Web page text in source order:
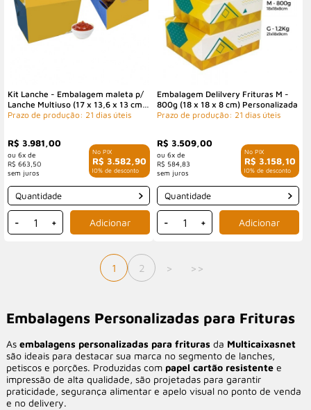
Kit Lanche - Embalagem maleta p/
Lanche Multiuso (17 x 13,6 x 13 cm)
c/ Alça Personalizada
R$ 3.582,90
com 10% de desconto
R$ 3.981,00
6x de
R$ 663,50
Prazo de produção: 21 dias úteis
Quantidade
- +
Embalagem Delilvery Frituras M -
800g (18 x 18 x 8 cm) Personalizada
R$ 3.158,10
com 10% de desconto
R$ 3.509,00
6x de
R$ 584,83
Prazo de produção: 21 dias úteis
Quantidade
- +
1 2 > >>
Embalagens Personalizadas para Frituras
As embalagens personalizadas para friturasda Multicaixasnet
são ideais para destacar sua marca no segmento de lanches,
petiscos e porções. Produzidas com papel cartão resistentee
impressão de alta qualidade, são projetadas para garantir
praticidade, segurança alimentar e apelo visual no ponto de venda
e no delivery.